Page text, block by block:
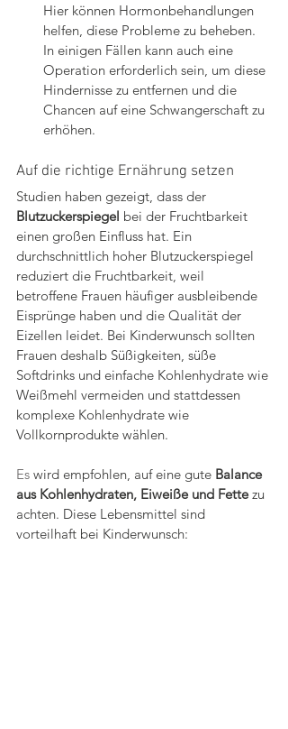
Hier können Hormonbehandlungen
helfen, diese Probleme zu beheben.
In einigen Fällen kann auch eine
Operation erforderlich sein, um diese
Hindernisse zu entfernen und die
Chancen auf eine Schwangerschaft zu
erhöhen.
Auf die richtige Ernährung setzen
Studien haben gezeigt, dass der
Blutzuckerspiegel bei der Fruchtbarkeit
einen großen Einfluss hat. Ein
durchschnittlich hoher Blutzuckerspiegel
reduziert die Fruchtbarkeit, weil
betroffene Frauen häufiger ausbleibende
Eisprünge haben und die Qualität der
Eizellen leidet. Bei Kinderwunsch sollten
Frauen deshalb Süßigkeiten, süße
Softdrinks und einfache Kohlenhydrate wie
Weißmehl vermeiden und stattdessen
komplexe Kohlenhydrate wie
Vollkornprodukte wählen.
Es wird empfohlen, auf eine gute Balance
aus Kohlenhydraten, Eiweiße und Fette zu
achten. Diese Lebensmittel sind
vorteilhaft bei Kinderwunsch: